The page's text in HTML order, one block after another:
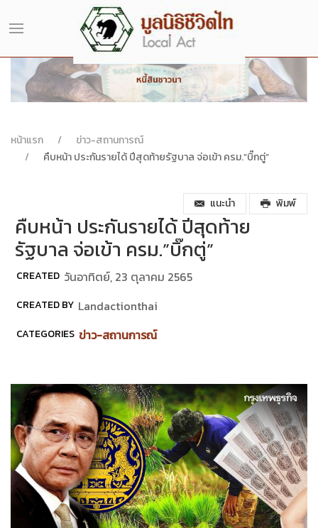
หน้าแรก
ข่าว-สถานการณ์
คืบหน้า ประกันรายได้ ปีสุดท้ายรัฐบาล จ่อเข้า ครม.”บิ๊กตู่”
แนะนำ พิมพ์
คืบหน้า ประกันรายได้ ปีสุดท้าย
รัฐบาล จ่อเข้า ครม.”บิ๊กตู่”
CREATED วันอาทิตย์, 23 ตุลาคม 2565
CREATED BY Landactionthai
CATEGORIES ข่าว-สถานการณ์